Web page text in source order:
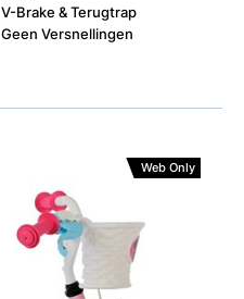
V-Brake & Terugtrap
Geen Versnellingen
Web Only